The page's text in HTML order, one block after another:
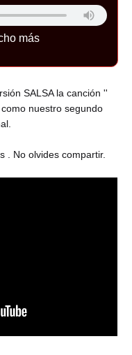
más
SALSA la canción ''
nuestro segundo
. No olvides compartir.